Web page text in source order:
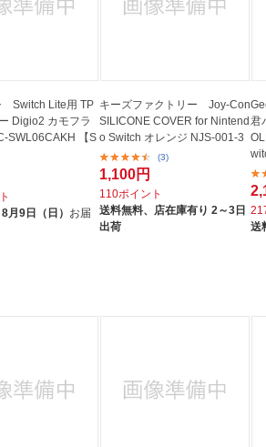
Switch Lite用 TP
Digio2 カモフラ
SWL06CAKH 【S
8月9日（日） お届
キーズファクトリー Joy-Con
SILICONE COVER for Nintend
o Switch オレンジ NJS-001-3
(3)
1,100円
110ポイント
送料無料、 店在庫有り 2～3日
出荷
君
送